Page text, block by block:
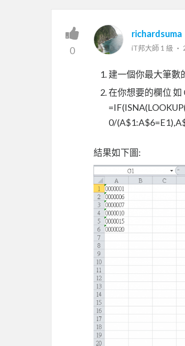
0
richardsuma
iT邦大師 1 級 ‧
建一個你最大筆數
在你想要的欄位 如
0/
結果如下圖: